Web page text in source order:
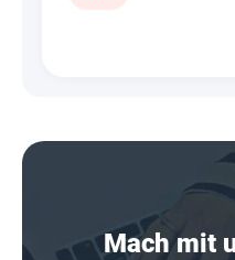
Mach mit